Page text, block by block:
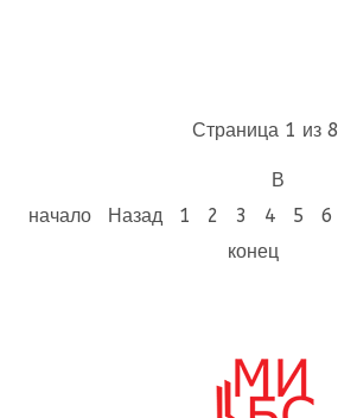
Страница 1 из 8
В
начало
Назад 1 2 3 4 5 6
конец